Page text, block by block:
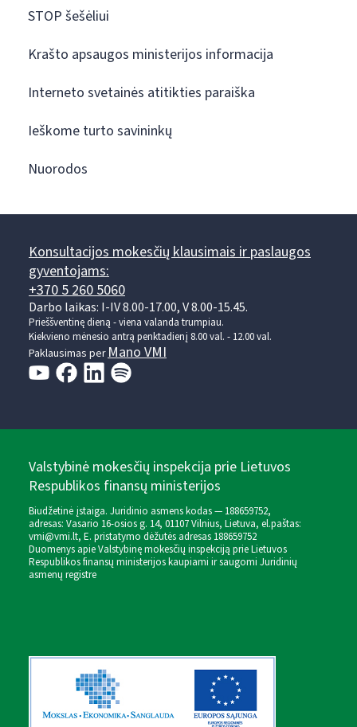
STOP šešėliui
Krašto apsaugos ministerijos informacija
Interneto svetainės atitikties paraiška
Ieškome turto savininkų
Nuorodos
Konsultacijos mokesčių klausimais ir paslaugos
gyventojams:
+370 5 260 5060
Darbo laikas: I-IV 8.00-17.00, V 8.00-15.45.
Prieššventinę dieną - viena valanda trumpiau.
Kiekvieno mėnesio antrą penktadienį 8.00 val. - 12.00 val.
Paklausimas perMano VMI
Valstybinė mokesčių inspekcija prie Lietuvos
Respublikos finansų ministerijos
Biudžetinė įstaiga. Juridinio asmens kodas — 188659752,
adresas: Vasario 16-osios g. 14, 01107 Vilnius, Lietuva, el.paštas:
vmi@vmi.lt, E. pristatymo dėžutės adresas 188659752
Duomenys apie Valstybinę mokesčių inspekciją prie Lietuvos
Respublikos finansų ministerijos kaupiami ir saugomi Juridinių
asmenų registre